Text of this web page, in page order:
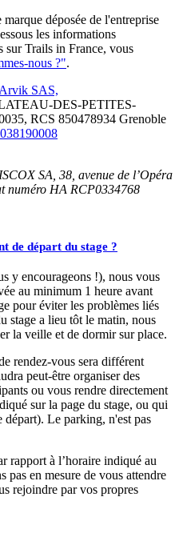
déposée de l'entreprise
les informations
sur Trails in France, vous
nous ?".
SAS,
DES-PETITES-
RCS 850478934 Grenoble
SA, 38, avenue de l’Opéra
numéro HA RCP0334768
de départ du stage ?
y encourageons !), nous vous
au minimum 1 heure avant
pour éviter les problèmes liés
stage a lieu tôt le matin, nous
la veille et de dormir sur place.
rendez-vous sera différent
peut-être organiser des
ou vous rendre directement
sur la page du stage, ou qui
départ). Le parking, n'est pas
rapport à l’horaire indiqué au
pas en mesure de vous attendre
rejoindre par vos propres